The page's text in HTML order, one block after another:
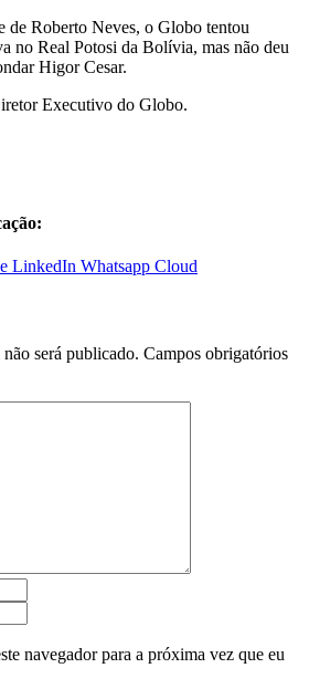
de Roberto Neves, o Globo tentou
no Real Potosi da Bolívia, mas não deu
Higor Cesar.
Executivo do Globo.
LinkedIn Whatsapp Cloud
será publicado. Campos obrigatórios
navegador para a próxima vez que eu